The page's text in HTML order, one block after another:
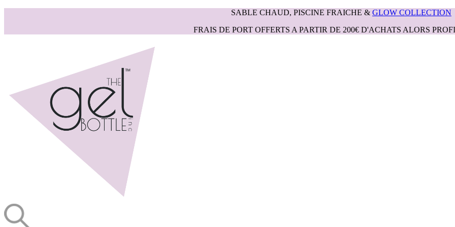
SABLE CHAUD, PISCINE FRAICHE & GLOW COLLECTION
FRAIS DE PORT OFFERTS A PARTIR DE 200€ D'ACHATS ALORS